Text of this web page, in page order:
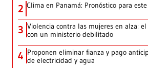
2 Clima en Panamá: Pronóstico para
3 Violencia contra las mujeres en alza:
con un ministerio debilitado
4 Proponen eliminar fianza y pago
de electricidad y agua